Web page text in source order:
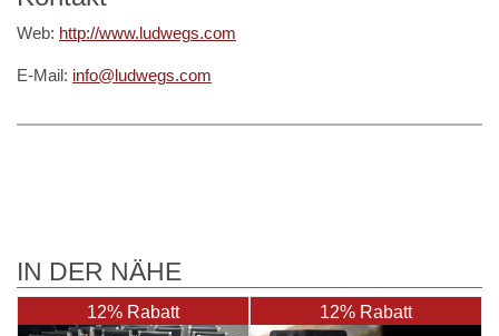
Web: http://www.ludwegs.com
E-Mail: info@ludwegs.com
IN DER NÄHE
12% Rabatt 12% Rabatt